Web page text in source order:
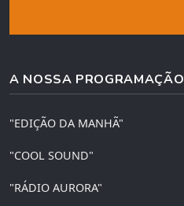
A NOSSA PROGRAMAÇÃO
"EDIÇÃO DA MANHÃ"
"COOL SOUND"
"RÁDIO AURORA"